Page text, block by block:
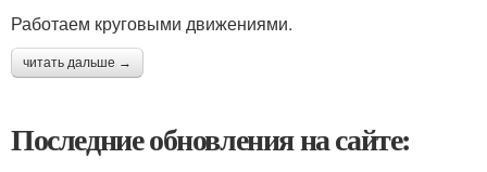
Работаем круговыми движениями.
читать дальше →
Последние обновления на сайте: